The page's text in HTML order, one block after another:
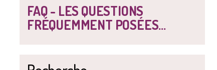
FAQ - LES QUESTIONS
FRÉQUEMMENT POSÉES...